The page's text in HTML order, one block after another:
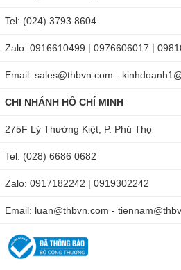
Tel: (024) 3793 8604
Zalo: 0916610499 | 0976606017 |
Email: sales@thbvn.com -
CHI NHÁNH HỒ CHÍ MINH
275F Lý Thường Kiệt, P. Phú Thọ
Tel: (028) 6686 0682
Zalo: 0917182242 | 0919302242
Email: luan@thbvn.com -